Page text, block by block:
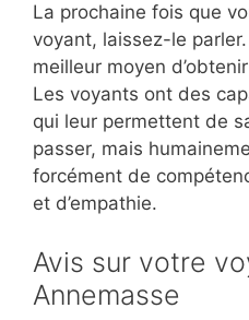
La prochaine fois que
voyant, laissez-le
meilleur moyen
Les voyants ont des
qui leur permettent de
passer, mais
forcément de
et d’empathie.
Avis sur votre
Annemasse